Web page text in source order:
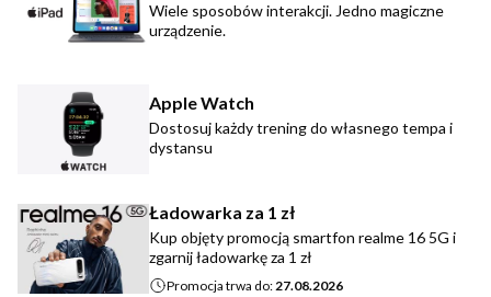
Wiele sposobów interakcji. Jedno magiczne
urządzenie.
Apple Watch
Dostosuj każdy trening do własnego tempa i
dystansu
Ładowarka za 1 zł
Kup objęty promocją smartfon realme 16 5G i
zgarnij ładowarkę za 1 zł
Promocja trwa do:27.08.2026